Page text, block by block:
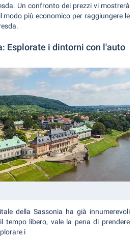
Un confronto dei prezzi vi mostrerà
modo più economico per raggiungere le
Esplorate i dintorni con l'auto
della Sassonia ha già innumerevoli
tempo libero, vale la pena di prendere
i